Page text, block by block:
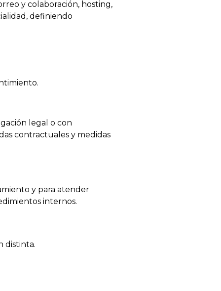
y colaboración, hosting,
definiendo
legal o con
contractuales y medidas
y para atender
internos.
distinta.